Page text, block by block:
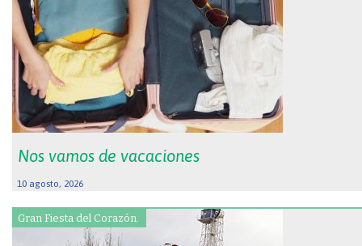
Nos vamos de vacaciones
10 agosto, 2026
Gran Fiesta del Corazón.